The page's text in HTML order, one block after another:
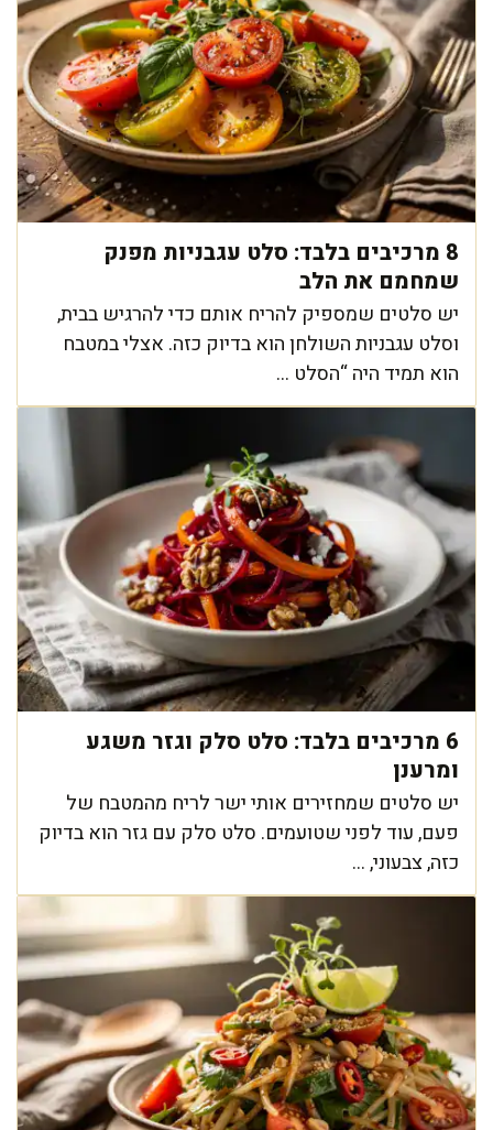
8 מרכיבים בלבד: סלט עגבניות מפנק
שמחמם את הלב
יש סלטים שמספיק להריח אותם כדי להרגיש בבית,
וסלט עגבניות השולחן הוא בדיוק כזה. אצלי במטבח
הוא תמיד היה “הסלט ...
6 מרכיבים בלבד: סלט סלק וגזר משגע
ומרענן
יש סלטים שמחזירים אותי ישר לריח מהמטבח של
פעם, עוד לפני שטועמים. סלט סלק עם גזר הוא בדיוק
כזה, צבעוני, ...